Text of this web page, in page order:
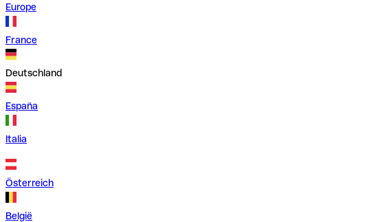
Europe
France
Deutschland
España
Italia
Österreich
België